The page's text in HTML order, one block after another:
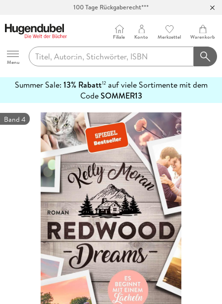
100 Tage Rückgaberecht***
Hugendubel
Menu
Filiale Konto Merkzettel Warenkorb
Summer Sale: 13% Rabatt12auf viele Sortimente mit dem
CodeSOMMER13
erfahren
Band 4